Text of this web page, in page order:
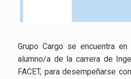
Grupo Cargo se encuentra
alumno/a de la carrera de
FACET, para desempeñarse